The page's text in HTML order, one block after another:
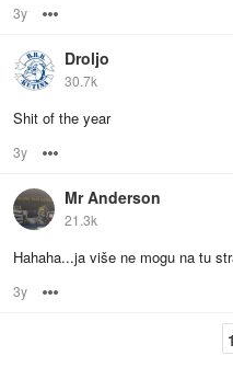
3y
Droljo
30.7k
Shit of the year
3y
Mr Anderson
21.3k
Hahaha...ja više ne mogu na tu
3y
1